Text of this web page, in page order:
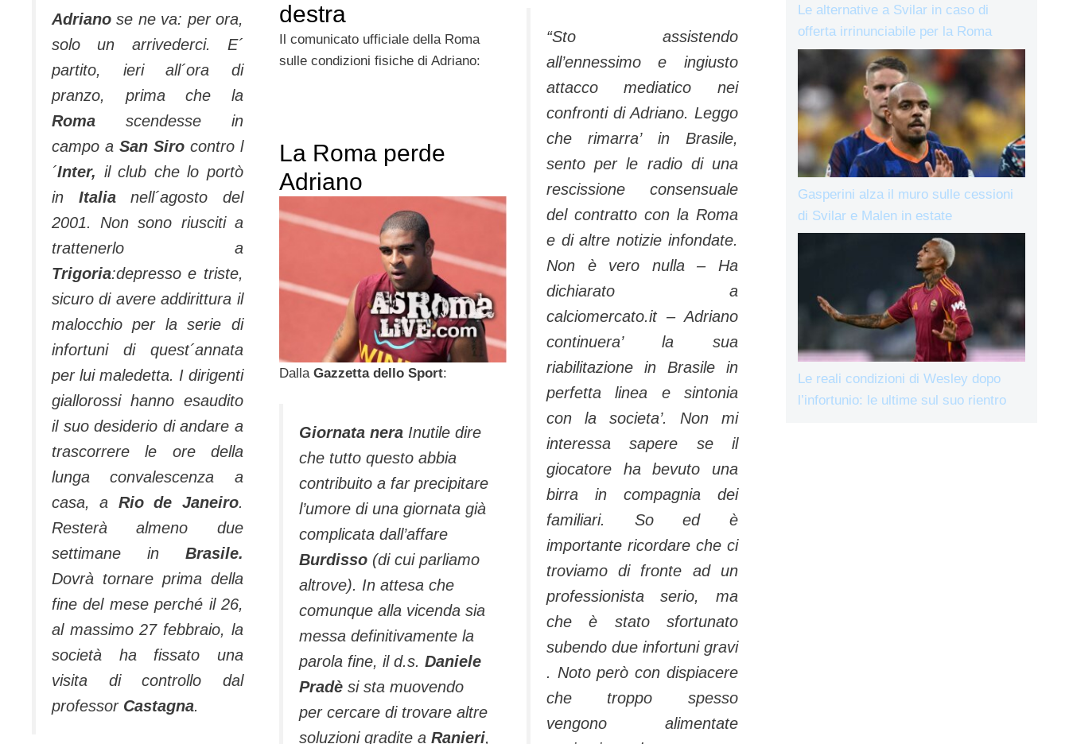
“Sto assistendo
all’ennessimo e ingiusto
attacco mediatico nei
confronti di Adriano. Leggo
che rimarra’ in Brasile,
sento per le radio di una
rescissione consensuale
del contratto con la Roma
e di altre notizie infondate.
Non è vero nulla – Ha
dichiarato a
calciomercato.it –Adriano
continuera’ la sua
riabilitazione in Brasile in
perfetta linea e sintonia
con la societa’.
Non mi
interessa sapere se il
giocatore ha bevuto una
birra in compagnia dei
familiari. So ed è
importante ricordare che ci
troviamo di fronte ad un
professionista serio, ma
che è stato sfortunato
subendo due infortuni gravi
. Noto però con dispiacere
che troppo spesso
vengono alimentate
Adriano se ne va: per ora,
solo un arrivederci. E´
partito, ieri all´ora di
pranzo, prima che la
Roma scendesse in
campo a San Siro contro l
´Inter, il club che lo portò
in Italianell´agosto del
2001. Non sono riusciti a
trattenerlo a
Trigoria:depresso e triste,
sicuro di avere addirittura il
malocchio per la serie di
infortuni di quest´annata
per lui maledetta. I dirigenti
giallorossi hanno esaudito
il suo desiderio di andare a
trascorrere le ore della
lunga convalescenza a
casa, a Rio de Janeiro.
Resterà almeno due
settimane in Brasile.
Dovrà tornare prima della
fine del mese perché il 26,
al massimo 27 febbraio, la
società ha fissato una
visita di controllo dal
professor Castagna.
destra
Il comunicato ufficiale della Roma
sulle condizioni fisiche di Adriano:
La Roma perde
Adriano
Dalla Gazzetta dello Sport:
Giornata nera Inutile dire
che tutto questo abbia
contribuito a far precipitare
l’umore di una giornata già
complicata dall’affare
Burdisso (di cui parliamo
altrove). In attesa che
comunque alla vicenda sia
messa definitivamente la
parola fine, il d.s. Daniele
Pradèsi sta muovendo
per cercare di trovare altre
soluzioni gradite a Ranieri,
Le alternative a Svilar in caso di
offerta irrinunciabile per la Roma
Gasperini alza il muro sulle cessioni
di Svilar e Malen in estate
Le reali condizioni di Wesley dopo
l’infortunio: le ultime sul suo rientro